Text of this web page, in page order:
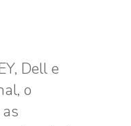
Dell e
o